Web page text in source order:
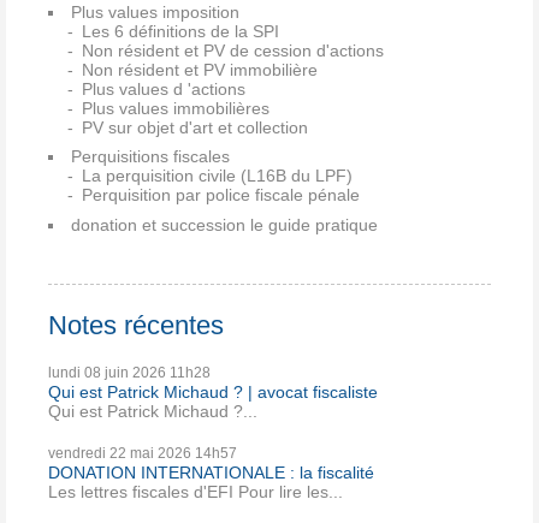
Plus values imposition
Les 6 définitions de la SPI
Non résident et PV de cession d'actions
Non résident et PV immobilière
Plus values d 'actions
Plus values immobilières
PV sur objet d'art et collection
Perquisitions fiscales
La perquisition civile (L16B du LPF)
Perquisition par police fiscale pénale
donation et succession le guide pratique
Notes récentes
lundi 08 juin 2026 11h28
Qui est Patrick Michaud ? | avocat fiscaliste
Qui est Patrick Michaud ?...
vendredi 22 mai 2026 14h57
DONATION INTERNATIONALE : la fiscalité
Les lettres fiscales d'EFI Pour lire les...